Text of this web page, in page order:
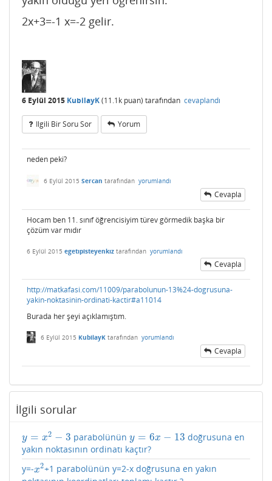
2x+3=-1 x=-2 gelir.
6 Eylül 2015 KubilayK(11.1k puan) tarafından cevaplandı
Ilgili Bir Soru Sor Yorum
neden peki?
6 Eylül 2015 Sercan tarafından yorumlandı
Cevapla
Hocam ben 11. sınıf öğrencisiyim türev görmedik başka bir
çözüm var mıdır
6 Eylül 2015 egetıpisteyenkız tarafından yorumlandı
Cevapla
http://matkafasi.com/11009/parabolunun-13%24-dogrusuna-
yakin-noktasinin-ordinati-kactir#a11014
Burada her şeyi açıklamıştım.
6 Eylül 2015 KubilayK tarafından yorumlandı
Cevapla
İlgili sorular
y = x2 − 3
y= x2 −3 parabolününy = 6x − 13
y=6x −13
doğrusuna en
yakın noktasının ordinatı kaçtır?
y=-x2
x2+1 parabolünün y=2-x doğrusuna en yakın